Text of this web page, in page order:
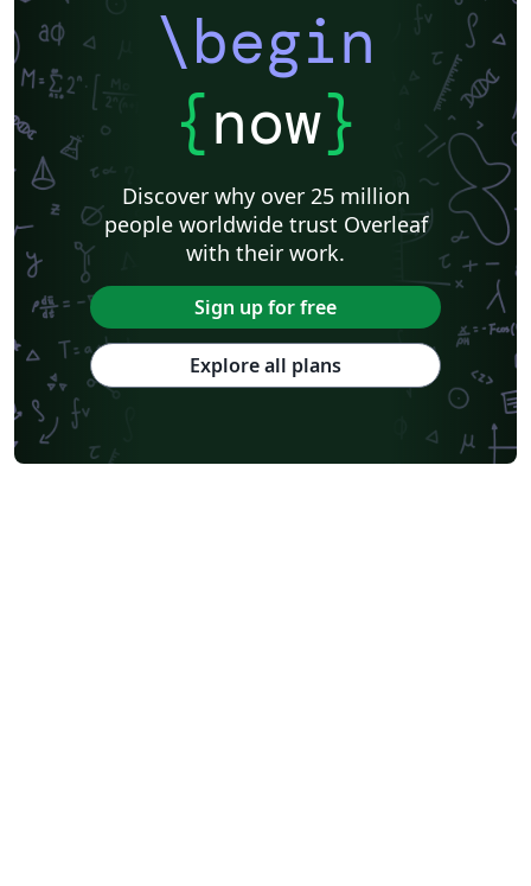
\begin
{now}
Discover why over 25 million
people worldwide trust Overleaf
with their work.
Sign up for free
Explore all plans